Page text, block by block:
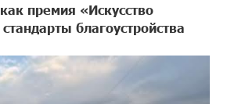
премия «Искусство
благоустройства